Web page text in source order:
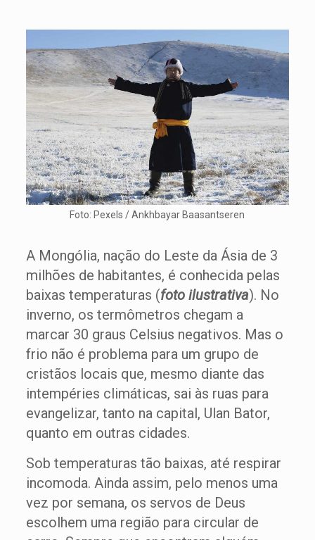
Foto: Pexels / Ankhbayar Baasantseren
A Mongólia, nação do Leste da Ásia de 3
milhões de habitantes, é conhecida pelas
baixas temperaturas (foto ilustrativa). No
inverno, os termômetros chegam a
marcar 30 graus Celsius negativos. Mas o
frio não é problema para um grupo de
cristãos locais que, mesmo diante das
intempéries climáticas, sai às ruas para
evangelizar, tanto na capital, Ulan Bator,
quanto em outras cidades.
Sob temperaturas tão baixas, até respirar
incomoda. Ainda assim, pelo menos uma
vez por semana, os servos de Deus
escolhem uma região para circular de